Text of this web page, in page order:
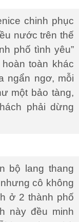
chinh phục
nước trên thế
phố tình yêu”
toàn khác
ngẩn ngơ, mỗi
một bảo tàng,
phải dừng
bộ lang thang
cô không
ở 2 thành phố
này đều minh